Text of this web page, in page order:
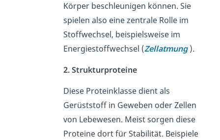
Körper beschleunigen können. Sie
spielen also eine zentrale Rolle im
Stoffwechsel, beispielsweise im
Energiestoffwechsel (Zellatmung ).
2. Strukturproteine
Diese Proteinklasse dient als
Gerüststoff in Geweben oder Zellen
von Lebewesen. Meist sorgen diese
Proteine dort für Stabilität. Beispiele